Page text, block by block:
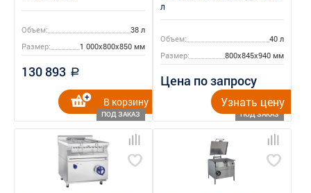
Объем:
38 л
Размер:
1 000x800x850 мм
130 893 a
ПОД ЗАКАЗ
В корзину
л
Объем:
40 л
Размер:
800x845x940 мм
Цена по запросу
ПОД ЗАКАЗ
Узнать цену